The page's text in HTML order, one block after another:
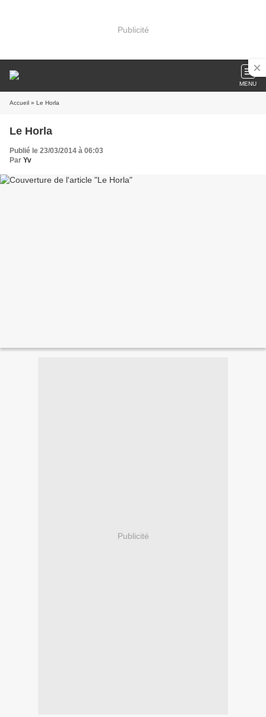
Publicité
MENU
Accueil » Le Horla
Le Horla
Publié le 23/03/2014 à 06:03
Par Yv
Publicité